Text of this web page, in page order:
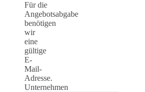
Für die
Angebotsabgabe
benötigen
wir
eine
gültige
E-
Mail-
Adresse.
Unternehmen